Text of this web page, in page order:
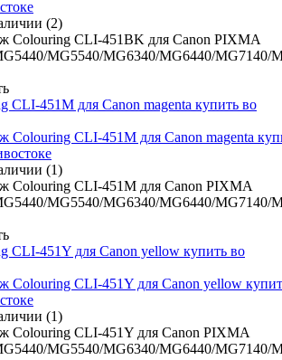
(2)
Colouring CLI-451BK для Canon PIXMA
MG5540/MG6340/MG6440/MG7140/
CLI-451M для Canon magenta купить во
Colouring CLI-451M для Canon magenta
(1)
Colouring CLI-451M для Canon PIXMA
MG5540/MG6340/MG6440/MG7140/
CLI-451Y для Canon yellow купить во
Colouring CLI-451Y для Canon yellow
(1)
Colouring CLI-451Y для Canon PIXMA
MG5540/MG6340/MG6440/MG7140/